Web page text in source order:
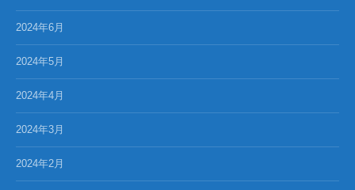
2024年6月
2024年5月
2024年4月
2024年3月
2024年2月